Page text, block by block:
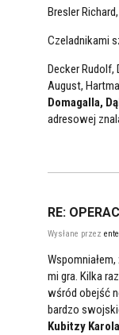
Bresler
Czeladnikami
Decker Rudolf,
August,
Domagalla,
adresowej
RE:
Wysłane przez
mi gra. Kilka
wśród obejść
bardzo
Kubitzy